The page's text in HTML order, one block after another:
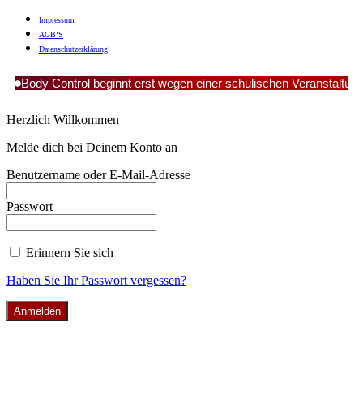
Impres­sum
AGB‘S
Daten­schutz­er­klä­rung
Body Control beginnt erst wegen einer schulischen
Herzlich Willkommen
Melde dich bei Deinem Konto an
Benutzername oder E-Mail-Adresse
Passwort
Erinnern Sie sich
Haben Sie Ihr Passwort vergessen?